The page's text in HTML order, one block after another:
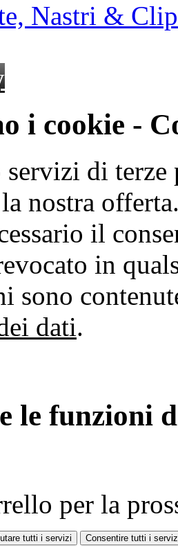
Nastri &
i cookie -
di terze
nostra
il
in
sono
dati.
le funzioni
per la
tutti i servizi Consentire tutti i